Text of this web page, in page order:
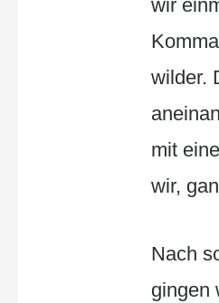
wir
wilder.
mit
wir,
Nach
gingen